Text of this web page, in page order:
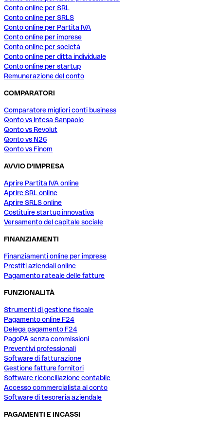
Conto online per SRL
Conto online per SRLS
Conto online per Partita IVA
Conto online per imprese
Conto online per società
Conto online per ditta individuale
Conto online per startup
Remunerazione del conto
COMPARATORI
Comparatore migliori conti business
Qonto vs Intesa Sanpaolo
Qonto vs Revolut
Qonto vs N26
Qonto vs Finom
AVVIO D'IMPRESA
Aprire Partita IVA online
Aprire SRL online
Aprire SRLS online
Costituire startup innovativa
Versamento del capitale sociale
FINANZIAMENTI
Finanziamenti online per imprese
Prestiti aziendali online
Pagamento rateale delle fatture
FUNZIONALITÀ
Strumenti di gestione fiscale
Pagamento online F24
Delega pagamento F24
PagoPA senza commissioni
Preventivi professionali
Software di fatturazione
Gestione fatture fornitori
Software riconciliazione contabile
Accesso commercialista al conto
Software di tesoreria aziendale
PAGAMENTI E INCASSI